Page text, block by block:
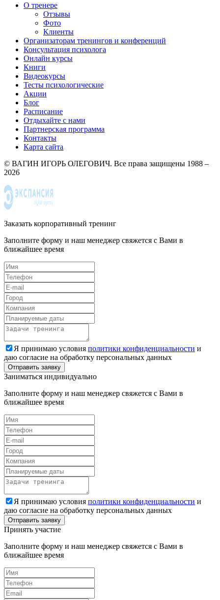
О тренере
Отзывы
Фото
Клиенты
Организаторам тренингов и конференций
Консультация психолога
Онлайн курсы
Книги
Видеокурсы
Тесты психологические
Акции
Блог
Расписание
Отдыхайте с нами
Партнерская программа
Контакты
Карта сайта
© ВАГИН ИГОРЬ ОЛЕГОВИЧ. Все права защищены 1988 –
2026
Заказать корпоративный тренинг
Заполните форму и наш менеджер свяжется с Вами в
ближайшее время
Я принимаю условия политики конфиденциальности и
даю согласие на обработку персональных данных
Заниматься индивидуально
Заполните форму и наш менеджер свяжется с Вами в
ближайшее время
Я принимаю условия политики конфиденциальности и
даю согласие на обработку персональных данных
Принять участие
Заполните форму и наш менеджер свяжется с Вами в
ближайшее время